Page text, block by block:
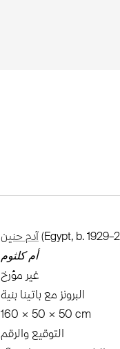
آدم حنين(Egypt, b.
أم كلثوم
غير مؤرخ
البرونز مع باتينا بنية
160 × 50 × 50 cm
التوقيع والرقم